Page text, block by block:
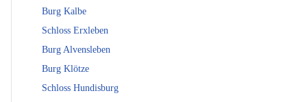
Burg Kalbe
Schloss Erxleben
Burg Alvensleben
Burg Klötze
Schloss Hundisburg